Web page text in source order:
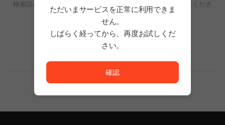
検索語の単語数を減らすか、フィルタリングの条件を変更してくださ
い。
ただいまサービスを正常に利用できま
せん。
しばらく経ってから、再度お試しくだ
さい。
確認